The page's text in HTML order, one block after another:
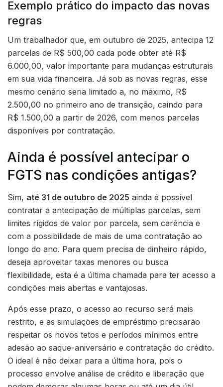
Exemplo prático do impacto das novas
regras
Um trabalhador que, em outubro de 2025, antecipa 12
parcelas de R$ 500,00 cada pode obter até R$
6.000,00, valor importante para mudanças estruturais
em sua vida financeira. Já sob as novas regras, esse
mesmo cenário seria limitado a, no máximo, R$
2.500,00 no primeiro ano de transição, caindo para
R$ 1.500,00 a partir de 2026, com menos parcelas
disponíveis por contratação.
Ainda é possível antecipar o
FGTS nas condições antigas?
Sim, até 31 de outubro de 2025 ainda é possível
contratar a antecipação de múltiplas parcelas, sem
limites rígidos de valor por parcela, sem carência e
com a possibilidade de mais de uma contratação ao
longo do ano. Para quem precisa de dinheiro rápido,
deseja aproveitar taxas menores ou busca
flexibilidade, esta é a última chamada para ter acesso a
condições mais abertas e vantajosas.
Após esse prazo, o acesso ao recurso será mais
restrito, e as simulações de empréstimo precisarão
respeitar os novos tetos e períodos mínimos entre
adesão ao saque-aniversário e contratação do crédito.
O ideal é não deixar para a última hora, pois o
processo envolve análise de crédito e liberação que